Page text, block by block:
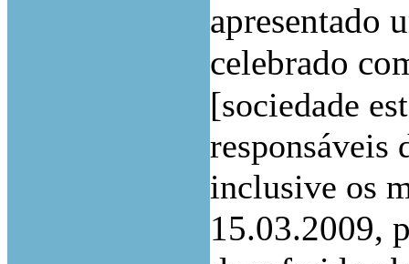
apresentado
celebrado
[sociedade
responsáveis
inclusive os
15.03.2009,